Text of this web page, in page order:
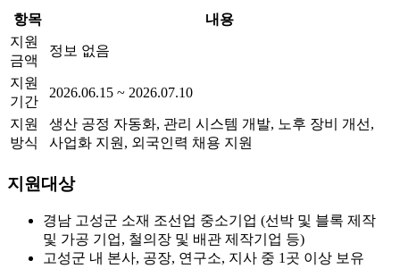
항목
내용
지원
금액
정보 없음
지원
기간
2026.06.15 ~ 2026.07.10
지원
방식
생산 공정 자동화, 관리 시스템 개발, 노후 장비 개선,
사업화 지원, 외국인력 채용 지원
지원대상
경남 고성군 소재 조선업 중소기업 (선박 및 블록 제작
및 가공 기업, 철의장 및 배관 제작기업 등)
고성군 내 본사, 공장, 연구소, 지사 중 1곳 이상 보유